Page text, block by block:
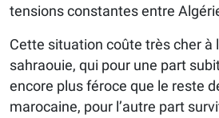
tensions constantes entre
Cette situation coûte très cher à
sahraouie, qui pour une part
encore plus féroce que le reste
marocaine, pour l’autre part